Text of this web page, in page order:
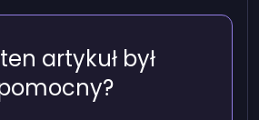
artykuł był